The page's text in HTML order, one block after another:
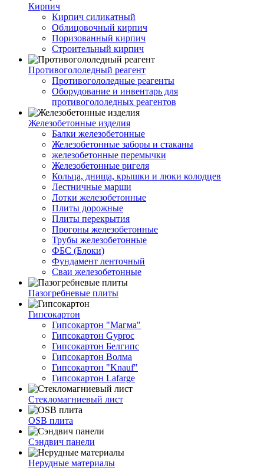
Кирпич
Кирпич силикатный
Облицовочный кирпич
Поризованный кирпич
Строительный кирпич
Противогололедный реагент
Противогололедные реагенты
Оборудование и инвентарь для
противогололедных реагентов
Железобетонные изделия
Балки железобетонные
Железобетонные заборы и стаканы
железобетонные перемычки
Железобетонные ригеля
Кольца, днища, крышки и люки колодцев
Лестничные марши
Лотки железобетонные
Плиты дорожные
Плиты перекрытия
Прогоны железобетонные
Трубы железобетонные
ФБС (Блоки)
Фундамент ленточный
Сваи железобетонные
Пазогребневые плиты
Гипсокартон
Гипсокартон "Магма"
Гипсокартон Gyproc
Гипсокартон Белгипс
Гипсокартон Волма
Гипсокартон "Knauf"
Гипсокартон Lafarge
Стекломагниевый лист
OSB плита
Сэндвич панели
Нерудные материалы